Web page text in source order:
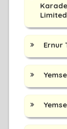
Ernur